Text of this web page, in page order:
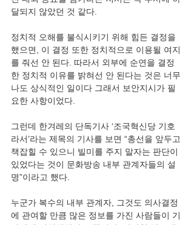
달되지 않았던 것 같다.
정치적 오해를 불식시키기 위해 힘든 결정을
했으면, 이 결정 또한 정치적으로 이용될 여지
를 줘선 안 된다. 따라서 외부에 순연을 결정
한 정치적 이유를 밝혀선 안 된다는 것은 너무
나도 상식적인 일이다 그래서 보안지시가 필
요한 사항이었다.
그런데 한겨레의 단독기사 ‘조국혁신당 기호
라서’라는 제목의 기사를 보면 “총선을 앞두고
책잡힐 수 있으니 빌미를 주지 말자는 판단이
있었다는 것이 문화방송 내부 관계자들의 설
명”이라고 했다.
누군가 복수의 내부 관계자, 그것도 의사결정
에 관여할 만큼 많은 정보를 가진 사람들이 기